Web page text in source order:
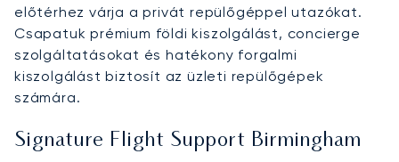
előtérhez várja a privát repülőgéppel utazókat.
Csapatuk prémium földi kiszolgálást, concierge
szolgáltatásokat és hatékony forgalmi
kiszolgálást biztosít az üzleti repülőgépek
számára.
Signature Flight Support Birmingham